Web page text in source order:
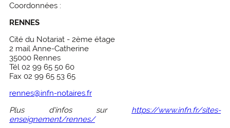
Coordonnées :
RENNES
Cité du Notariat - 2ème étage
2 mail Anne-Catherine
35000 Rennes
Tél 02 99 65 50 60
Fax 02 99 65 53 65
rennes@infn-notaires.fr
Plus d'infos sur https://www.infn.fr/sites-
enseignement/rennes/